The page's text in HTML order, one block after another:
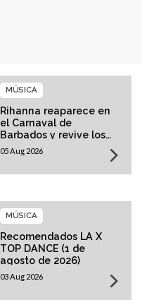
Rihanna reaparece en
el Carnaval de
Barbados y revive los
rumores sobre su
esperado regreso
MÚSICA
05 Aug 2026
Recomendados LA X
TOP DANCE (1 de
agosto de 2026)
MÚSICA
03 Aug 2026